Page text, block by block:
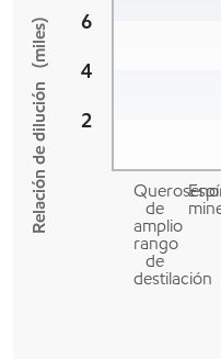
Relación de dilución (miles)
6
4
2
Queroseno
de
amplio
rango
de
destilación